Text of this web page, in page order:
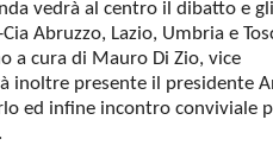
vedrà al centro il dibatto e gli
Abruzzo, Lazio, Umbria e
a cura di Mauro Di Zio, vice
inoltre presente il presidente
ed infine incontro conviviale